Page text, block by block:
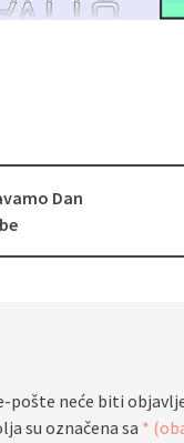
Dan
pošte neće biti
su označena sa *